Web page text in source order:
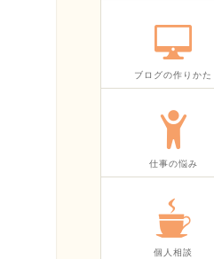
ブログの作りかた
仕事の悩み
個人相談